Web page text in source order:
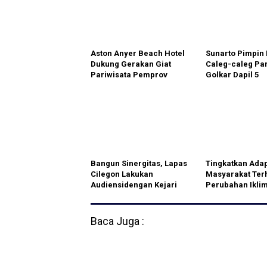
Aston Anyer Beach Hotel
Dukung Gerakan Giat
Pariwisata Pemprov
Sunarto Pimpin
Caleg-caleg
Golkar Dapil 5
Bangun Sinergitas, Lapas
Cilegon Lakukan
Audiensidengan Kejari
Tingkatkan
Masyarakat
Perubahan
program
Baca Juga :